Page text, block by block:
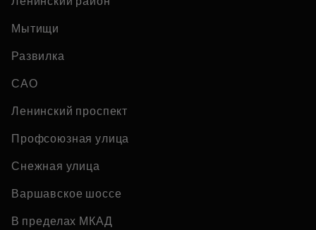
Мытищи
Развилка
САО
Ленинский проспект
Профсоюзная улица
Снежная улица
Варшавское шоссе
В пределах МКАД